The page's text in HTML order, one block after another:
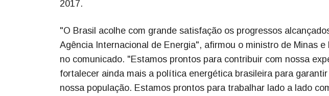
2017.
"O Brasil acolhe com grande satisfação os progressos
Agência Internacional de Energia", afirmou o ministro de Minas
no comunicado. "Estamos prontos para contribuir com nossa
fortalecer ainda mais a política energética brasileira para
nossa população. Estamos prontos para trabalhar lado a lado